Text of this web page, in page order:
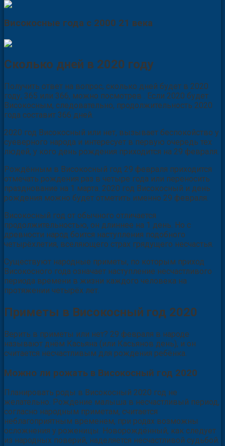
Високосные года с 2000 21 века
Сколько дней в 2020 году
Получить ответ на вопрос, сколько дней будет в 2020
году, 365 или 366, можно посмотрев . Если 2020 будет
Високосным, следовательно, продолжительность 2020
года составит 366 дней.
2020 год Високосный или нет, вызывает беспокойство у
суеверного народа и интересует в первую очередь тех
людей, у кого день рождения приходится на 29 февраля.
Рождённым в Високосный год 29 февраля приходится
отмечать рождения раз в четыре года или переносить
празднование на 1 марта. 2020 год Високосный и день
рождения можно будет отметить именно 29 февраля.
Високосный год от обычного отличается
продолжительностью, он длиннее на 1 день. Но с
древности народ боится наступления подобного
четырёхлетия, вселяющего страх грядущего несчастья.
Существуют народные приметы, по которым приход
Високосного года означает наступление несчастливого
периода времени в жизни каждого человека на
протяжении четырёх лет.
Приметы в Високосный год 2020
Верить в приметы или нет? 29 февраля в народе
называют днём Касьяна (или Касьянов день), и он
считается несчастливым для рождения ребёнка.
Можно ли рожать в Високосный год 2020
Планировать роды в Високосный 2020 год не
желательно. Рождение малыша в несчастливый период,
согласно народным приметам, считается
неблагоприятным временем, при родах возможны
осложнения у роженицы. Новорождённый, как следует
из народных поверий, наделяется несчастливой судьбой.